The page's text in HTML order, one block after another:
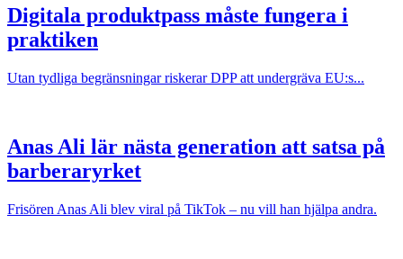
Digitala produktpass måste fungera i
praktiken
Utan tydliga begränsningar riskerar DPP att undergräva EU:s...
Anas Ali lär nästa generation att satsa på
barberaryrket
Frisören Anas Ali blev viral på TikTok – nu vill han hjälpa andra.